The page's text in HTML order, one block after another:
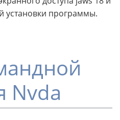
установки программы.
Nvda